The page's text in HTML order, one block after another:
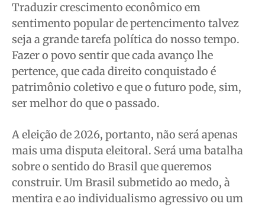
Traduzir crescimento econômico em
sentimento popular de pertencimento talvez
seja a grande tarefa política do nosso tempo.
Fazer o povo sentir que cada avanço lhe
pertence, que cada direito conquistado é
patrimônio coletivo e que o futuro pode, sim,
ser melhor do que o passado.
A eleição de 2026, portanto, não será apenas
mais uma disputa eleitoral. Será uma batalha
sobre o sentido do Brasil que queremos
construir. Um Brasil submetido ao medo, à
mentira e ao individualismo agressivo ou um